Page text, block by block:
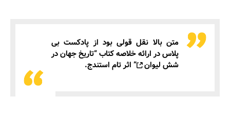
متن بالا نقل قولی بود از پادکست بی‌
پلاس در ارائه خلاصه کتاب “تاریخ جهان در
شش لیوان
” اثر تام استندج.